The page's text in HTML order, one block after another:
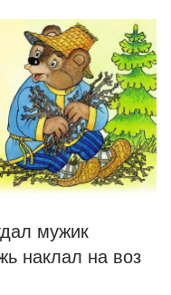
мужик
наклал на воз